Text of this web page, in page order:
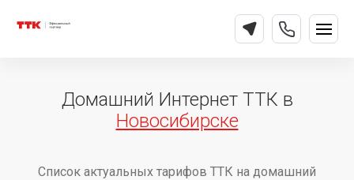
Домашний Интернет ТТК в
Новосибирске
Список актуальных тарифов ТТК на домашний